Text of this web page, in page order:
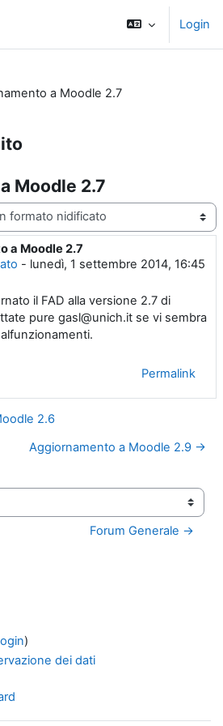
Login
a Moodle 2.7
Moodle 2.7
a Moodle 2.7
- lunedì, 1 settembre 2014, 16:45
0
il FAD alla versione 2.7 di
pure gasl@unich.it se vi sembra
Permalink
2.6
Aggiornamento a Moodle 2.9 →
Forum Generale →
)
dei dati